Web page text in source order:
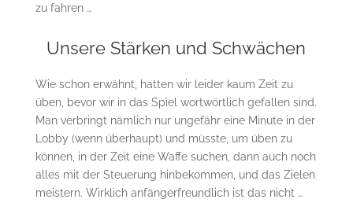
zu fahren …
Unsere Stärken und Schwächen
Wie schon erwähnt, hatten wir leider kaum Zeit zu
üben, bevor wir in das Spiel wortwörtlich gefallen sind.
Man verbringt nämlich nur ungefähr eine Minute in der
Lobby (wenn überhaupt) und müsste, um üben zu
können, in der Zeit eine Waffe suchen, dann auch noch
alles mit der Steuerung hinbekommen, und das Zielen
meistern. Wirklich anfängerfreundlich ist das nicht …